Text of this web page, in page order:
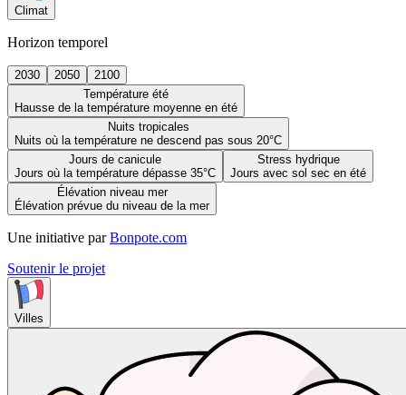
Climat
Horizon temporel
2030 2050
2100
Température été
Hausse de la température moyenne en été
Nuits tropicales
Nuits où la température ne descend pas sous 20°C
Jours de canicule
Jours où la température dépasse 35°C
Stress hydrique
Jours avec sol sec en été
Élévation niveau mer
Élévation prévue du niveau de la mer
Une initiative par Bonpote.com
Soutenir le projet
Villes